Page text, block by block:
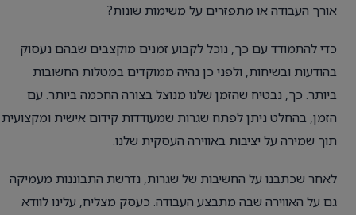
אורך העבודה או מתפזרים על משימות שונות?
כדי להתמודד עם כך, נוכל לקבוע זמנים מוקצבים שבהם נעסוק
בהודעות ובשיחות, ולפני כן נהיה ממוקדים במטלות החשובות
ביותר. כך, נבטיח שהזמן שלנו מנוצל בצורה החכמה ביותר. עם
הזמן, בהחלט ניתן לפתח שגרות שמעודדות קידום אישית ומקצועית
תוך שמירה על יציבות באווירה העסקית שלנו.
לאחר שכתבנו על החשיבות של שגרות, נדרשת התבוננות מעמיקה
גם על האווירה שבה מתבצע העבודה. כעסק מצליח, עלינו לוודא